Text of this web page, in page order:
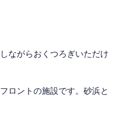
ながらおくつろぎいただけ
ロントの施設です。砂浜と